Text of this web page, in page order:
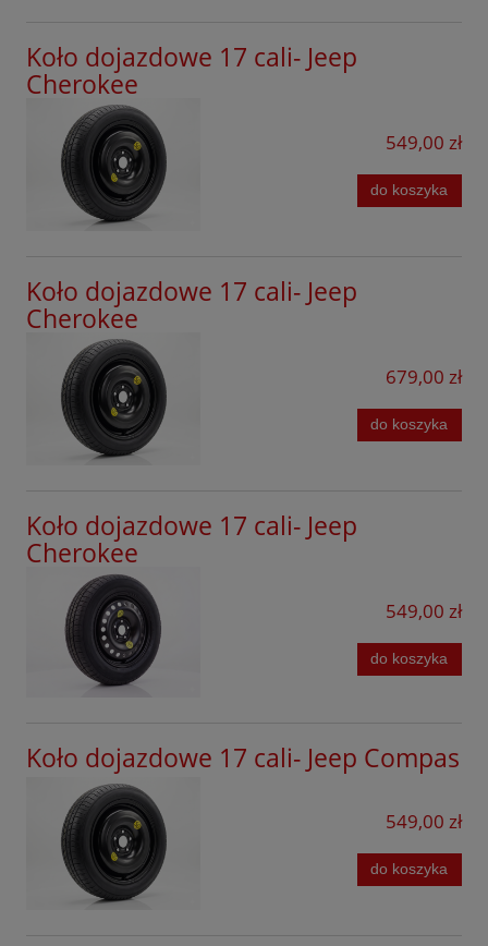
Koło dojazdowe 17 cali- Jeep
Cherokee
549,00 zł
do koszyka
Koło dojazdowe 17 cali- Jeep
Cherokee
679,00 zł
do koszyka
Koło dojazdowe 17 cali- Jeep
Cherokee
549,00 zł
do koszyka
Koło dojazdowe 17 cali- Jeep Compas
549,00 zł
do koszyka